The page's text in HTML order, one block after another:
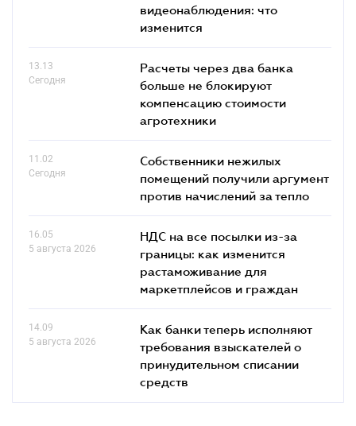
видеонаблюдения: что
изменится
13.13
Сегодня
Расчеты через два банка
больше не блокируют
компенсацию стоимости
агротехники
11.02
Сегодня
Собственники нежилых
помещений получили аргумент
против начислений за тепло
16.05
5 августа 2026
НДС на все посылки из-за
границы: как изменится
растаможивание для
маркетплейсов и граждан
14.09
5 августа 2026
Как банки теперь исполняют
требования взыскателей о
принудительном списании
средств